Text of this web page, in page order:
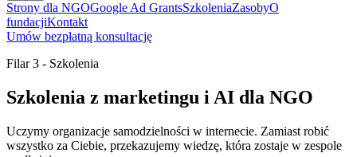
Strony dla NGOGoogle Ad GrantsSzkoleniaZasobyO
fundacjiKontakt
Umów bezpłatną konsultację
Filar 3 - Szkolenia
Szkolenia z marketingu i AI dla NGO
Uczymy organizacje samodzielności w internecie. Zamiast robić
wszystko za Ciebie, przekazujemy wiedzę, która zostaje w zespole